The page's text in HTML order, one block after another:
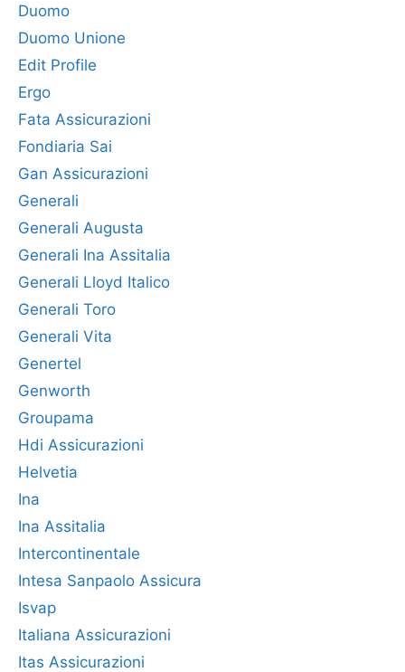
Duomo
Duomo Unione
Edit Profile
Ergo
Fata Assicurazioni
Fondiaria Sai
Gan Assicurazioni
Generali
Generali Augusta
Generali Ina Assitalia
Generali Lloyd Italico
Generali Toro
Generali Vita
Genertel
Genworth
Groupama
Hdi Assicurazioni
Helvetia
Ina
Ina Assitalia
Intercontinentale
Intesa Sanpaolo Assicura
Isvap
Italiana Assicurazioni
Itas Assicurazioni